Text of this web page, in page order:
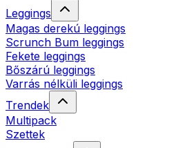
Leggings
Magas derekú leggings
Scrunch Bum leggings
Fekete leggings
Bőszárú leggings
Varrás nélküli leggings
Trendek
Multipack
Szettek